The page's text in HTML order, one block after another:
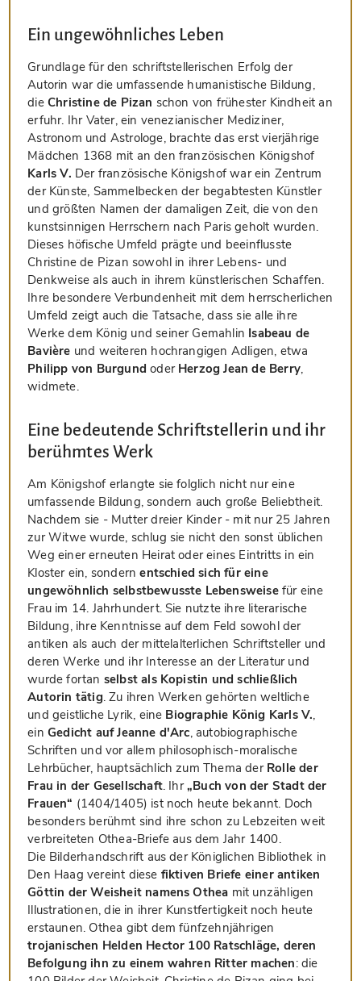
Ein ungewöhnliches Leben
Grundlage für den schriftstellerischen Erfolg der
Autorin war die umfassende humanistische Bildung,
dieChristine de Pizan schon von frühester Kindheit an
erfuhr. Ihr Vater, ein venezianischer Mediziner,
Astronom und Astrologe, brachte das erst vierjährige
Mädchen 1368 mit an den französischen Königshof
Karls V. Der französische Königshof war ein Zentrum
der Künste, Sammelbecken der begabtesten Künstler
und größten Namen der damaligen Zeit, die von den
kunstsinnigen Herrschern nach Paris geholt wurden.
Dieses höfische Umfeld prägte und beeinflusste
Christine de Pizan sowohl in ihrer Lebens- und
Denkweise als auch in ihrem künstlerischen Schaffen.
Ihre besondere Verbundenheit mit dem herrscherlichen
Umfeld zeigt auch die Tatsache, dass sie alle ihre
Werke dem König und seiner Gemahlin Isabeau de
Bavière und weiteren hochrangigen Adligen, etwa
Philipp von Burgund oder Herzog Jean de Berry,
widmete.
Eine bedeutende Schriftstellerin und ihr
berühmtes Werk
Am Königshof erlangte sie folglich nicht nur eine
umfassende Bildung, sondern auch große Beliebtheit.
Nachdem sie - Mutter dreier Kinder - mit nur 25 Jahren
zur Witwe wurde, schlug sie nicht den sonst üblichen
Weg einer erneuten Heirat oder eines Eintritts in ein
Kloster ein, sondernentschied sich für eine
ungewöhnlich selbstbewusste Lebensweisefür eine
Frau im 14. Jahrhundert. Sie nutzte ihre literarische
Bildung, ihre Kenntnisse auf dem Feld sowohl der
antiken als auch der mittelalterlichen Schriftsteller und
deren Werke und ihr Interesse an der Literatur und
wurde fortan selbst als Kopistin und schließlich
Autorin tätig. Zu ihren Werken gehörten weltliche
und geistliche Lyrik, eine Biographie König Karls V.,
einGedicht auf Jeanne d'Arc, autobiographische
Schriften und vor allem philosophisch-moralische
Lehrbücher, hauptsächlich zum Thema der Rolle der
Frau in der Gesellschaft. Ihr„Buch von der Stadt der
Frauen“ (1404/1405) ist noch heute bekannt. Doch
besonders berühmt sind ihre schon zu Lebzeiten weit
verbreiteten Othea-Briefe aus dem Jahr 1400.
Die Bilderhandschrift aus der Königlichen Bibliothek in
Den Haag vereint diese fiktiven Briefe einer antiken
Göttin der Weisheit namens Othea mit unzähligen
Illustrationen, die in ihrer Kunstfertigkeit noch heute
erstaunen. Othea gibt dem fünfzehnjährigen
trojanischen Helden Hector 100 Ratschläge, deren
Befolgung ihn zu einem wahren Ritter machen: die